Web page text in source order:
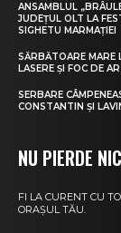
ANSAMBLUL
JUDEȚUL OLT LA
SIGHETU MARMAȚIEI
SĂRBĂTOARE MARE
LASERE ȘI FOC DE
SERBARE
CONSTANTIN ȘI
NU PIERDE
FI LA CURENT CU
ORAȘUL TĂU.